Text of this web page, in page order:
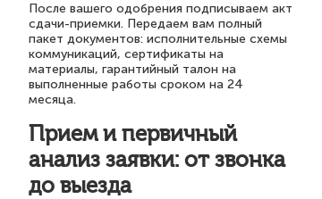
После вашего одобрения подписываем акт
сдачи-приемки. Передаем вам полный
пакет документов: исполнительные схемы
коммуникаций, сертификаты на
материалы, гарантийный талон на
выполненные работы сроком на 24
месяца.
Прием и первичный
анализ заявки: от звонка
до выезда